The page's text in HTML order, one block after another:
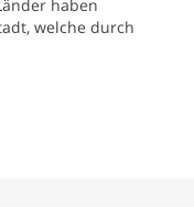
haben
welche durch